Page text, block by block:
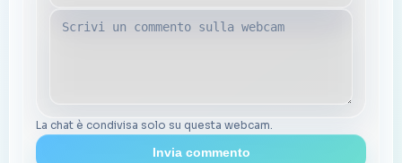
La chat è condivisa solo su questa webcam.
Invia commento